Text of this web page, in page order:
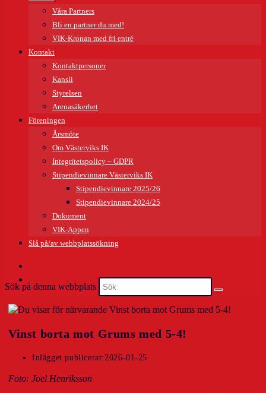
Våra Partners
Bli en partner du med!
VIK-Kronan med fri entré
Kontakt
Kontaktpersoner
Kansli
Styrelsen
Arenasäkerhet
Föreningen
Årsmöte
Om Västerviks IK
Integritetspolicy – GDPR
Stipendievinnare Västerviks IK
Stipendievinnare 2025/26
Stipendievinnare 2024/25
Dokument
VIK-Appen
Slå på/av webbplatssökning
Sök på denna webbplats
Vinst borta mot Grums med 5-4!
Inlägget publicerat: 2026-01-25
Foto: Joel Henriksson